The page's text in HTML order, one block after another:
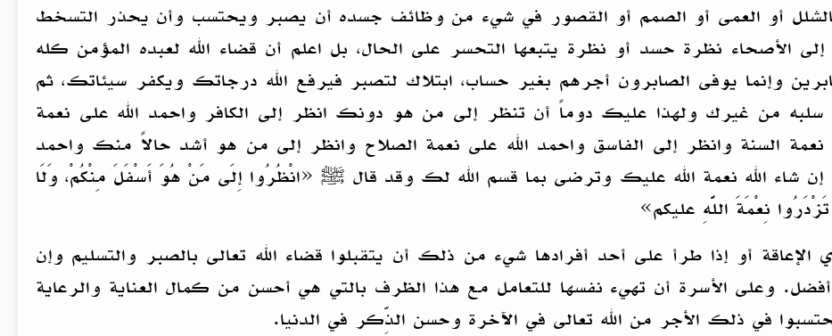
كالشلل أو العمى أو الصمم أو القصور في شيء من وظائف جسده أن يصبر ويحتسب وأن يحذر التسخط
الأصحاء نظرة حسد أو نظرة يتبعها التحسر على الحال، بل اعلم أن قضاء الله لعبده المؤمن كله
وإنما يوفى الصابرون أجرهم بغير حساب، ابتلاك لتصبر فيرفع الله درجاتك ويكفر سيئاتك، ثم
من غيرك ولهذا عليك دوماً أن تنظر إلى من هو دونك انظر إلى الكافر واحمد الله على نعمة
نعمة السنة وانظر إلى الفاسق واحمد الله على نعمة الصلاح وانظر إلى من هو أشد حالاً منك واحمد
إن شاء الله نعمة الله عليك وترضى بما قسم الله لك وقد قال ﷺ «انْظُرُوا إِلَى مَنْ هُوَ أَسْفَلَ مِنْكُمْ، وَلَا
نِعْمَةَ اللَّهِ عليكم»
أو إذا طرأ على أحد أفرادها شيء من ذلك أن يتقبلوا قضاء الله تعالى بالصبر والتسليم وإن
وعلى الأسرة أن تهيء نفسها للتعامل مع هذا الظرف بالتي هي أحسن من كمال العناية والرعاية
في ذلك الأجر من الله تعالى في الآخرة وحسن الذِّكر في الدنيا.